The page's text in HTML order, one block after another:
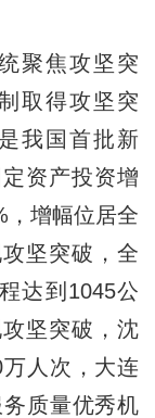
聚焦攻坚突
取得攻坚突
我国首批新
资产投资增
，增幅位居全
坚突破，全
达到1045公
坚突破，沈
人次，大连
质量优秀机